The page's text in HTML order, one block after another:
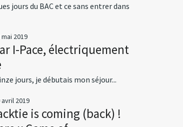
jours du BAC et ce sans entrer dans
mai 2019
I-Pace, électriquement
jours, je débutais mon séjour...
avril 2019
is coming (back) !